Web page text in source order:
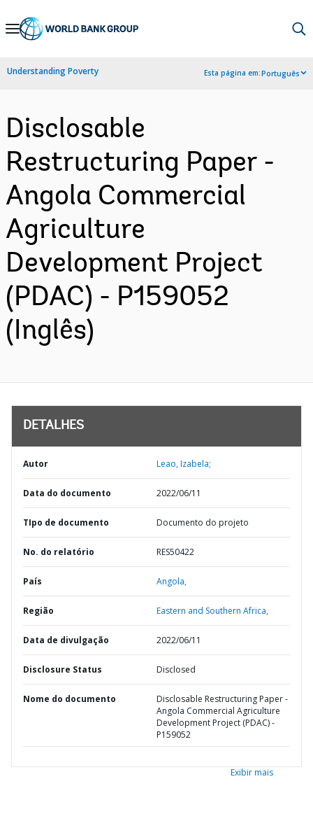
Skip
Navigation
Understanding Poverty Esta página em:Português
Disclosable
Restructuring Paper -
Angola Commercial
Agriculture
Development Project
(PDAC) - P159052
(Inglês)
DETALHES
Autor Leao, Izabela;
Data do documento 2022/06/11
TIpo de documento Documento do projeto
No. do relatório RES50422
País Angola,
Região Eastern and Southern Africa,
Data de divulgação 2022/06/11
Disclosure Status Disclosed
Nome do documento
Disclosable Restructuring Paper -
Angola Commercial Agriculture
Development Project (PDAC) -
P159052
Exibir mais